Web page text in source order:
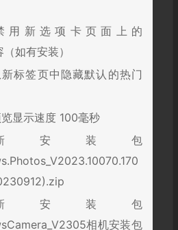
用新选项卡页面上的
如有安装）
标签页中隐藏默认的热门
显示速度 100毫秒
安装包
安装包
相机安装包